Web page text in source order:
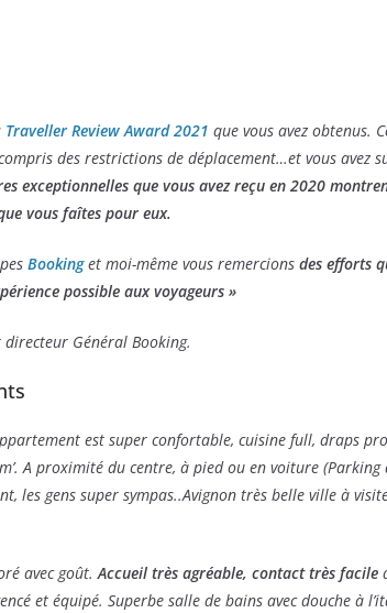
Traveller Review Award 2021 que vous avez obtenus.
des restrictions de déplacement…et vous avez
exceptionnelles que vous avez reçu en 2020
vous faîtes pour eux.
Bookinget moi-même vous remercions des efforts
possible aux voyageurs »
Général Booking.
est super confortable, cuisine full, draps
A proximité du centre, à pied ou en voiture (Parking
les gens super sympas..Avignon très belle ville à
avec goût.Accueil très agréable, contact très facile
et équipé. Superbe salle de bains avec douche à